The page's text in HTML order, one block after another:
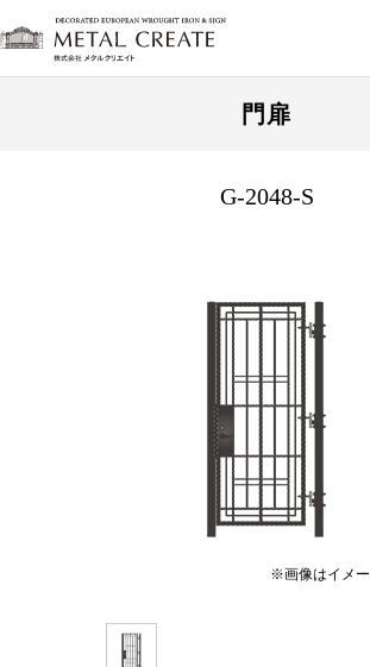
門扉
G-2048-S
※画像はイメー